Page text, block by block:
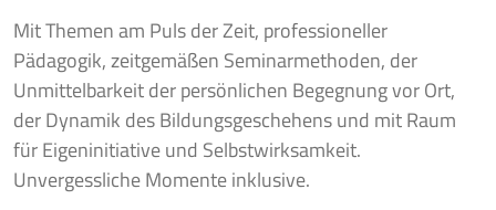
Mit Themen am Puls der Zeit, professioneller
Pädagogik, zeitgemäßen Seminarmethoden, der
Unmittelbarkeit der persönlichen Begegnung vor Ort,
der Dynamik des Bildungsgeschehens und mit Raum
für Eigeninitiative und Selbstwirksamkeit.
Unvergessliche Momente inklusive.